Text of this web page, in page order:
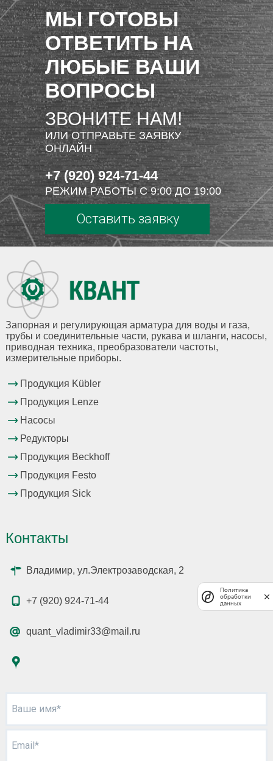
МЫ ГОТОВЫ
ОТВЕТИТЬ НА
ЛЮБЫЕ ВАШИ
ВОПРОСЫ
ЗВОНИТЕ НАМ!
ИЛИ ОТПРАВЬТЕ ЗАЯВКУ
ОНЛАЙН
+7 (920) 924-71-44
РЕЖИМ РАБОТЫ С 9:00 ДО 19:00
Оставить заявку
Запорная и регулирующая арматура для воды и газа,
трубы и соединительные части, рукава и шланги, насосы,
приводная техника, преобразователи частоты,
измерительные приборы.
Продукция Kübler
Продукция Lenze
Насосы
Редукторы
Продукция Beckhoff
Продукция Festo
Продукция Sick
Контакты
Владимир, ул.Электрозаводская, 2
+7 (920) 924-71-44
quant_vladimir33@mail.ru
Ваше имя*
Email*
Политика
обработки
данных